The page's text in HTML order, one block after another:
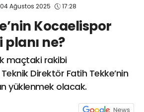
04 Ağustos 2025 17:28
Kocaelispor
ne?
maçtaki rakibi
Direktör Fatih Tekke’nin
yüklenmek olacak.
info@spor41.com